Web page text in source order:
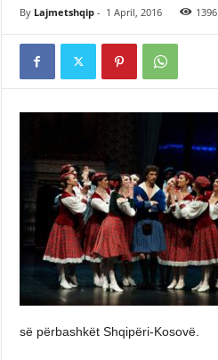
By Lajmetshqip- 1 April, 2016 1396
së përbashkët Shqipëri-Kosovë.